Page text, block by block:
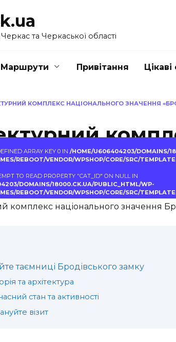
та Черкаської області
Маршрути Привітання
КОМПЛЕКС НАЦІОНАЛЬНОГО ЗНАЧЕННЯ
замок
ARRAY KEY 0 IN /HOME/U606404203/DOMAINS/
REBOOT/VENDOR/WPSHOP/CORE/SRC/
TO READ PROPERTY "CAT_ID" ON NULL IN
DOMAINS/18000.CK.UA/PUBLIC_HTML/WP-
REBOOT/VENDOR/WPSHOP/CORE/SRC/
таємниці Бродівського замку
та архітектура
стан та активності
візит